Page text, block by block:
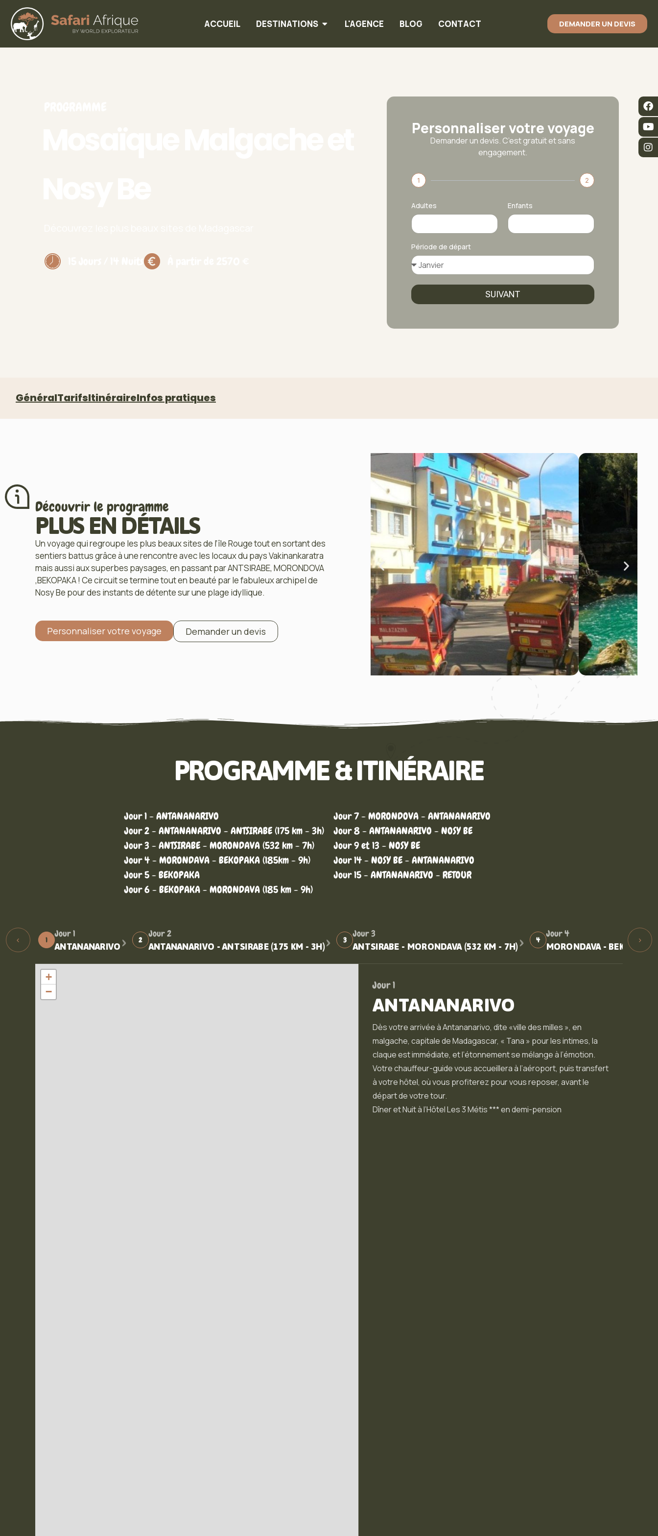
ACCUEIL DESTINATIONS L'AGENCE BLOG CONTACT DEMANDER UN DEVIS
Personnaliser votre voyage
Demander un devis. C’est gratuit et sans
engagement.
1 2
Adultes Enfants
Période de départ
SUIVANT
GénéralTarifsItinéraireInfos pratiques
Découvrir le programme
PLUS EN DÉTAILS
Un voyage qui regroupe les plus beaux sites de l’île Rouge tout en sortant des
sentiers battus grâce à une rencontre avec les locaux du pays Vakinankaratra
mais aussi aux superbes paysages, en passant par ANTSIRABE, MORONDOVA
,BEKOPAKA ! Ce circuit se termine tout en beauté par le fabuleux archipel de
Nosy Be pour des instants de détente sur une plage idyllique.
Personnaliser votre voyage Demander un devis
PROGRAMME & ITINÉRAIRE
Jour 1 - ANTANANARIVO
Jour 2 - ANTANANARIVO - ANTSIRABE (175 km - 3h)
Jour 3 - ANTSIRABE - MORONDAVA (532 km - 7h)
Jour 4 - MORONDAVA - BEKOPAKA (185km - 9h)
Jour 5 - BEKOPAKA
Jour 6 - BEKOPAKA - MORONDAVA (185 km - 9h)
Jour 7 - MORONDOVA - ANTANANARIVO
Jour 8 - ANTANANARIVO - NOSY BE
Jour 9 et 13 - NOSY BE
Jour 14 - NOSY BE - ANTANANARIVO
Jour 15 - ANTANANARIVO - RETOUR
1
Jour 1
ANTANANARIVO › 2
Jour 2
ANTANANARIVO - ANTSIRABE (175 KM - 3H)› 3
Jour 3
ANTSIRABE - MORONDAVA (532 KM - 7H)› 4
Jour 4
MORONDAVA - BEKOPAKA
‹ ›
+
−
Jour 1
ANTANANARIVO
Dès votre arrivée à Antananarivo, dite «ville des milles », en
malgache, capitale de Madagascar, « Tana » pour les intimes, la
claque est immédiate, et l’étonnement se mélange à l’émotion.
Votre chauffeur-guide vous accueillera à l’aéroport, puis transfert
à votre hôtel, où vous profiterez pour vous reposer, avant le
départ de votre tour.
Dîner et Nuit à l’Hôtel Les 3 Métis *** en demi-pension